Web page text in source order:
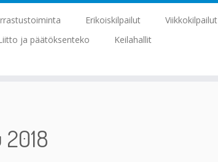
Erikoiskilpailut Viikkokilpailut
ja päätöksenteko Keilahallit